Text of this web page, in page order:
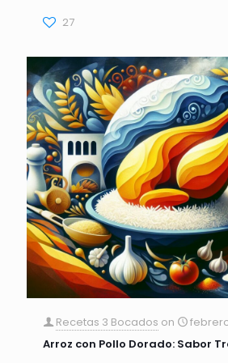
27
Recetas 3 Bocados on
Arroz con Pollo Dorado: Sabor